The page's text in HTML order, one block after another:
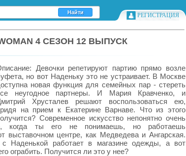
РЕГИСТРАЦИЯ
4 СЕЗОН 12 ВЫПУСК
Девочки репетируют партию прямо возле
но вот Наденьку это не устраивает. В Москве
новая функция для семейных пар - стереть
неугодное партнеры. И Мария Кравченко, и
Хрусталев решают воспользоваться ею,
на прием к Екатерине Варнаве. Что из этого
Современное искусство непонятно очень
когда ты его не понимаешь, но работаешь
выставочном центре, как Медведева и Ангарская.
с Наденькой работает в магазине одежды, а вот
ограбить. Получится ли это у нее?